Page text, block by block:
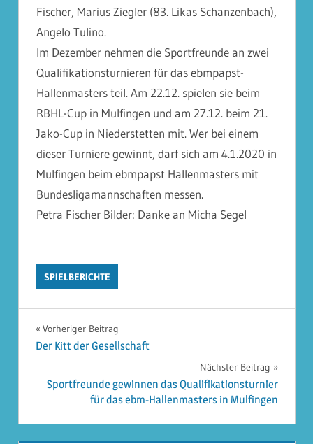
Fischer, Marius Ziegler (83. Likas Schanzenbach),
Angelo Tulino.
Im Dezember nehmen die Sportfreunde an zwei
Qualifikationsturnieren für das ebmpapst-
Hallenmasters teil. Am 22.12. spielen sie beim
RBHL-Cup in Mulfingen und am 27.12. beim 21.
Jako-Cup in Niederstetten mit. Wer bei einem
dieser Turniere gewinnt, darf sich am 4.1.2020 in
Mulfingen beim ebmpapst Hallenmasters mit
Bundesligamannschaften messen.
Petra Fischer Bilder: Danke an Micha Segel
SPIELBERICHTE
Beitragsnavigation
Vorheriger Beitrag
Der Kitt der Gesellschaft
Nächster Beitrag
Sportfreunde gewinnen das Qualifikationsturnier
für das ebm-Hallenmasters in Mulfingen